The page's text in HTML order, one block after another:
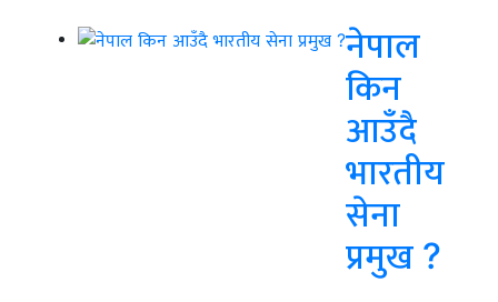
नेपाल
किन
आउँदै
भारतीय
सेना
प्रमुख ?